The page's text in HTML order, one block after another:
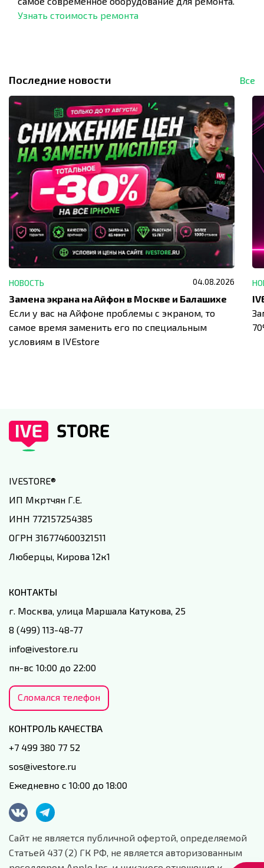
Узнать стоимость ремонта
Последние новости Все
НОВОСТЬ 04.08.2026
Замена экрана на Айфон в Москве и Балашихе
Если у вас на Айфоне проблемы с экраном, то
самое время заменить его по специальным
условиям в IVEstore
IVESTORE®
ИП Мкртчян Г.Е.
ИНН 772157254385
ОГРН 316774600321511
Люберцы, Кирова 12к1
КОНТАКТЫ
г. Москва, улица Маршала Катукова, 25
8 (499) 113-48-77
info@ivestore.ru
пн-вс 10:00 до 22:00
Сломался телефон
КОНТРОЛЬ КАЧЕСТВА
+7 499 380 77 52
sos@ivestore.ru
Ежедневно с 10:00 до 18:00
Сайт не является публичной офертой, определяемой
Статьей 437 (2) ГК РФ, не является авторизованным